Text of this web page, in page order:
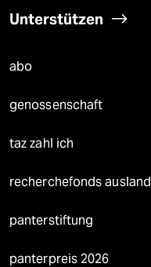
Unterstützen
abo
genossenschaft
taz zahl ich
recherchefonds ausland
panterstiftung
panterpreis 2026